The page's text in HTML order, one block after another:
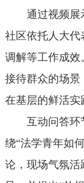
通过视频展
社区依托人大
调解等工作成
接待群众的场
在基层的鲜活实
互动问答环
绕“法学青年如
论，现场气氛